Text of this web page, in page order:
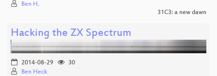
Ben H.
31C3: a new dawn
Hacking the ZX Spectrum
2014-08-29
30
Ben Heck